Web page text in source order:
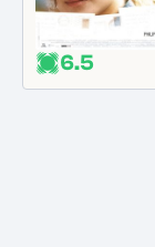
6.5